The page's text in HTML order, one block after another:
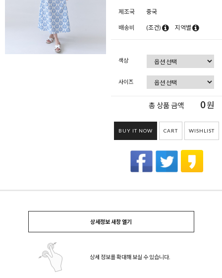
제조국 중국
배송비 (조건) 지역별
색상
사이즈
총 상품 금액 0원
BUY IT NOW CART WISHLIST
상세정보 새창 열기
상세 정보를 확대해 보실 수 있습니다.